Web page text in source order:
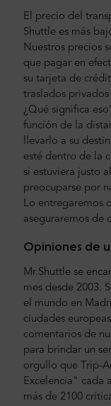
El precio del
Shuttle es más
Nuestros precios
que pagar en
su tarjeta de
traslados
¿Qué significa
función de la
llevarlo a su
esté dentro de la
si estuviera justo
preocuparse por
Lo entregaremos
aseguraremos de
Opiniones de
Mr.Shuttle se
mes desde 2003.
el mundo en
ciudades
comentarios de
para brindar un
orgullo que Trip-
Excelencia" cada
más de 2100